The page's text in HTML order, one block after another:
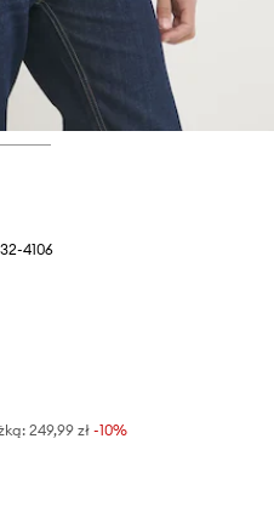
4106
249,99 zł -10%